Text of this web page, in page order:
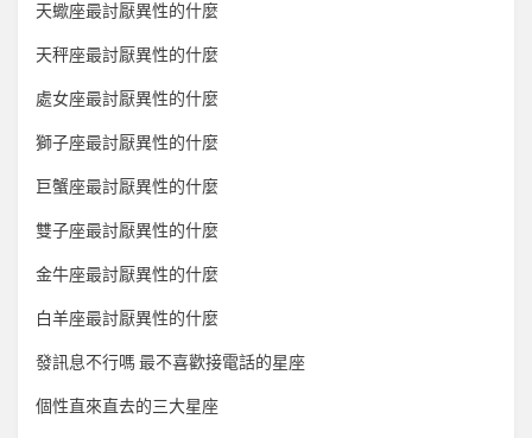
天蠍座最討厭異性的什麼
天秤座最討厭異性的什麼
處女座最討厭異性的什麼
獅子座最討厭異性的什麼
巨蟹座最討厭異性的什麼
雙子座最討厭異性的什麼
金牛座最討厭異性的什麼
白羊座最討厭異性的什麼
發訊息不行嗎 最不喜歡接電話的星座
個性直來直去的三大星座